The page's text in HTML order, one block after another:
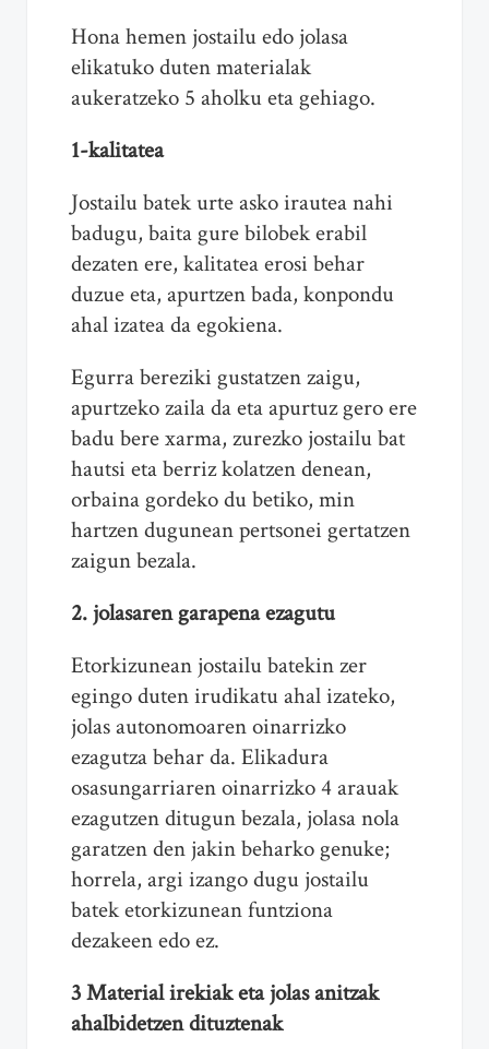
Hona hemen jostailu edo jolasa
elikatuko duten materialak
aukeratzeko 5 aholku eta gehiago.
1-kalitatea
Jostailu batek urte asko irautea nahi
badugu, baita gure bilobek erabil
dezaten ere, kalitatea erosi behar
duzue eta, apurtzen bada, konpondu
ahal izatea da egokiena.
Egurra bereziki gustatzen zaigu,
apurtzeko zaila da eta apurtuz gero ere
badu bere xarma, zurezko jostailu bat
hautsi eta berriz kolatzen denean,
orbaina gordeko du betiko, min
hartzen dugunean pertsonei gertatzen
zaigun bezala.
2. jolasaren garapena ezagutu
Etorkizunean jostailu batekin zer
egingo duten irudikatu ahal izateko,
jolas autonomoaren oinarrizko
ezagutza behar da. Elikadura
osasungarriaren oinarrizko 4 arauak
ezagutzen ditugun bezala, jolasa nola
garatzen den jakin beharko genuke;
horrela, argi izango dugu jostailu
batek etorkizunean funtziona
dezakeen edo ez.
3 Material irekiak eta jolas anitzak
ahalbidetzen dituztenak